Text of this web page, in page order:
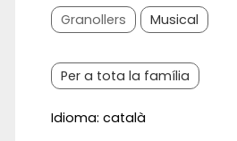
Granollers Musical
Per a tota la família
Idioma: català